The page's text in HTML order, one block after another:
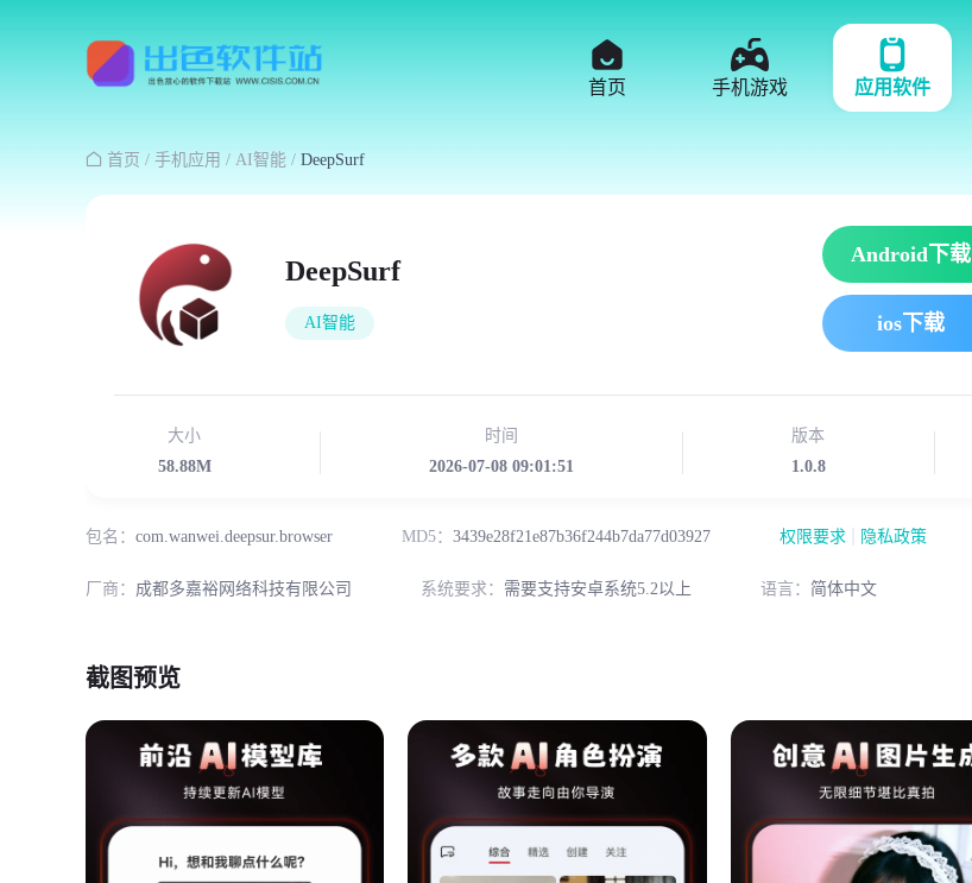
首页 手机游戏 应用软件
 首页 / 手机应用 / AI智能 / DeepSurf
DeepSurf
AI智能
Android下载
ios下载
大小
58.88M
时间
2026-07-08 09:01:51
版本
1.0.8
包名： com.wanwei.deepsur.browser MD5： 3439e28f21e87b36f244b7da77d03927 权限要求 隐私政策
厂商： 成都多嘉裕网络科技有限公司 系统要求： 需要支持安卓系统5.2以上 语言： 简体中文
截图预览